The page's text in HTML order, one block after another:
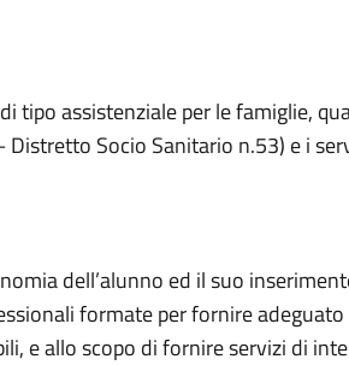
tipo assistenziale per le famiglie,
Socio Sanitario n.53) e i
dell’alunno ed il suo
formate per fornire
e allo scopo di fornire servizi di